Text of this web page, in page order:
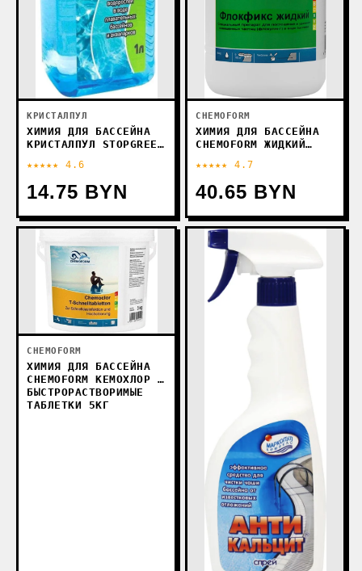
КРИСТАЛПУЛ
ХИМИЯ ДЛЯ БАССЕЙНА
КРИСТАЛПУЛ STOPGREEN
★★★★★ 4.6
14.75 BYN
CHEMOFORM
ХИМИЯ ДЛЯ БАССЕЙНА
CHEMOFORM ЖИДКИЙ
★★★★★ 4.7
40.65 BYN
CHEMOFORM
ХИМИЯ ДЛЯ БАССЕЙНА
CHEMOFORM КЕМОХЛОР T
БЫСТРОРАСТВОРИМЫЕ
ТАБЛЕТКИ 5КГ